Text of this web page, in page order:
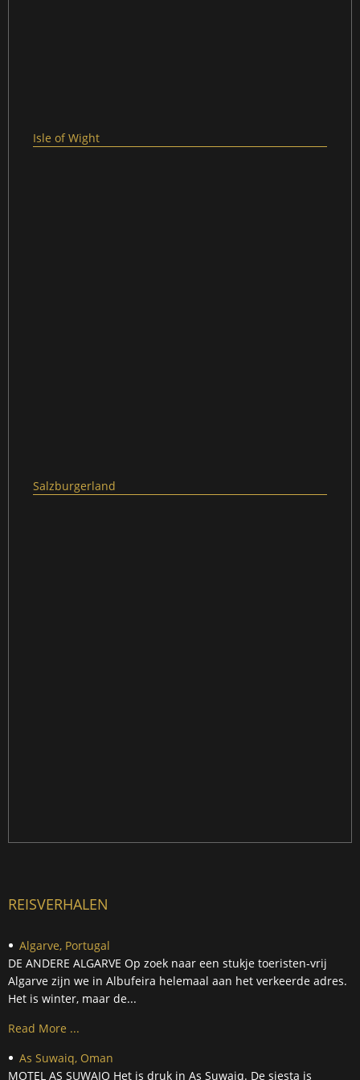
Isle of Wight
Salzburgerland
REISVERHALEN
Algarve, Portugal
DE ANDERE ALGARVE Op zoek naar een stukje toeristen-vrij
Algarve zijn we in Albufeira helemaal aan het verkeerde adres.
Het is winter, maar de...
Read More ...
As Suwaiq, Oman
MOTEL AS SUWAIQ Het is druk in As Suwaiq. De siesta is